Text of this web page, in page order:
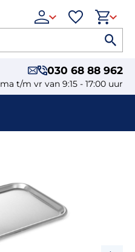
030 68 88 962
ma t/m vr van 9:15 - 17:00 uur